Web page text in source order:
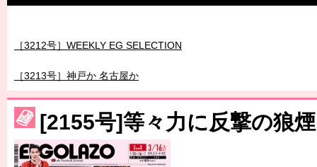
［3212号］WEEKLY EG SELECTION
［3213号］神戸か 名古屋か
［3214号］WEST制覇
［3215号］WEEKLY EG SELECTION
[2155号]等々力に反撃の狼煙